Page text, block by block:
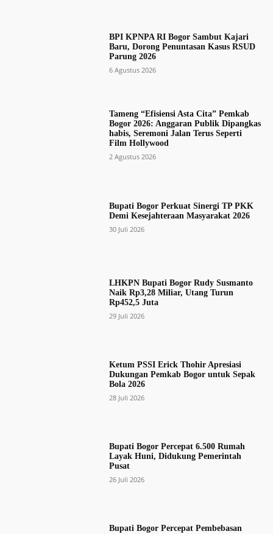
BPI KPNPA RI Bogor Sambut Kajari
Baru, Dorong Penuntasan Kasus RSUD
Parung 2026
6 Agustus 2026
Tameng “Efisiensi Asta Cita” Pemkab
Bogor 2026: Anggaran Publik Dipangkas
habis, Seremoni Jalan Terus Seperti
Film Hollywood
2 Agustus 2026
Bupati Bogor Perkuat Sinergi TP PKK
Demi Kesejahteraan Masyarakat 2026
30 Juli 2026
LHKPN Bupati Bogor Rudy Susmanto
Naik Rp3,28 Miliar, Utang Turun
Rp452,5 Juta
29 Juli 2026
Ketum PSSI Erick Thohir Apresiasi
Dukungan Pemkab Bogor untuk Sepak
Bola 2026
28 Juli 2026
Bupati Bogor Percepat 6.500 Rumah
Layak Huni, Didukung Pemerintah
Pusat
26 Juli 2026
Bupati Bogor Percepat Pembebasan